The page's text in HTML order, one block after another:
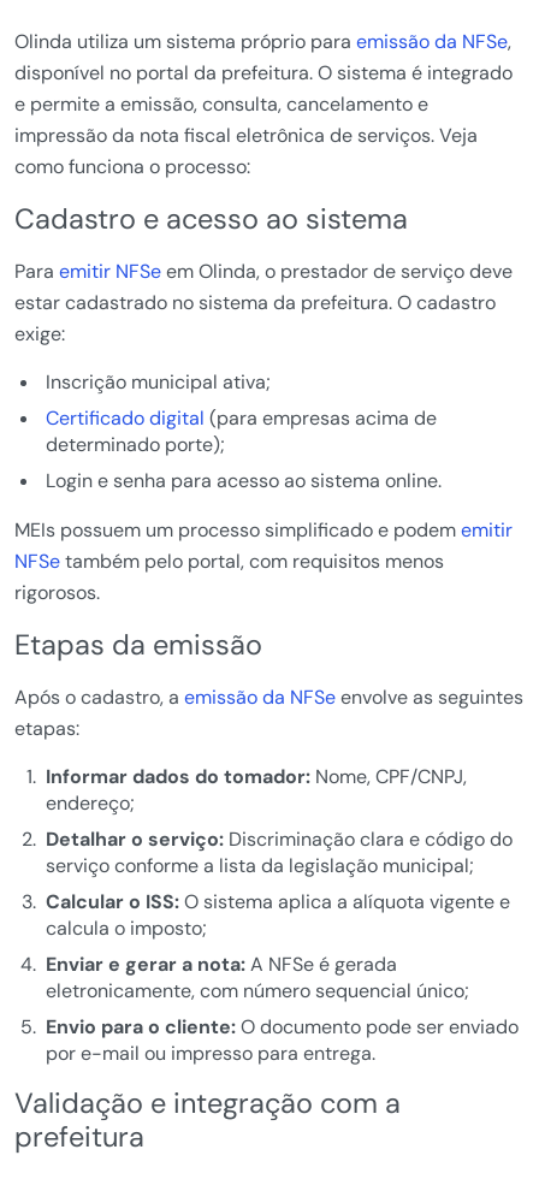
Olinda utiliza um sistema próprio para emissão da NFSe,
disponível no portal da prefeitura. O sistema é integrado
e permite a emissão, consulta, cancelamento e
impressão da nota fiscal eletrônica de serviços. Veja
como funciona o processo:
Cadastro e acesso ao sistema
Para emitir NFSeem Olinda, o prestador de serviço deve
estar cadastrado no sistema da prefeitura. O cadastro
exige:
Inscrição municipal ativa;
Certificado digital (para empresas acima de
determinado porte);
Login e senha para acesso ao sistema online.
MEIs possuem um processo simplificado e podememitir
NFSetambém pelo portal, com requisitos menos
rigorosos.
Etapas da emissão
Após o cadastro, a emissão da NFSeenvolve as seguintes
etapas:
Informar dados do tomador:Nome, CPF/CNPJ,
endereço;
Detalhar o serviço:Discriminação clara e código do
serviço conforme a lista da legislação municipal;
Calcular o ISS:O sistema aplica a alíquota vigente e
calcula o imposto;
Enviar e gerar a nota:A NFSe é gerada
eletronicamente, com número sequencial único;
Envio para o cliente:O documento pode ser enviado
por e-mail ou impresso para entrega.
Validação e integração com a
prefeitura